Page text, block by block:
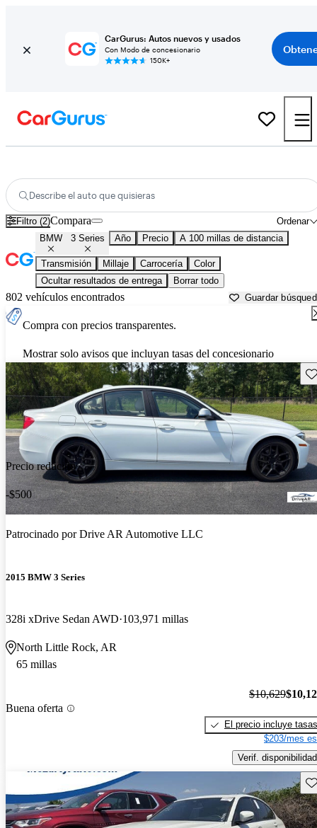
CarGurus: Autos nuevos y usados
Con Modo de concesionario
150K+
Describe el auto que quisieras
Filtro (2) Ordenar
Compara
BMW 3 Series Año Precio A 100 millas de distancia
Transmisión Millaje Carrocería
Color
Ocultar resultados de entrega
Borrar todo
802 vehículos encontrados Guardar
Compra con precios transparentes.
Mostrar solo avisos que incluyan tasas del concesionario
Precio reducido
-$500
Patrocinado porDrive AR Automotive LLC
2015 BMW 3 Series
328i xDrive Sedan AWD 103,971 millas
North Little Rock, AR
65 millas
Buena oferta
$10,629
El precio incluye tasas
$203/mes
Verif. disponibilidad